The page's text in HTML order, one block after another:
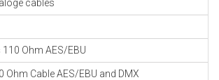
cables
Ohm AES/EBU
Ohm Cable AES/EBU and DMX